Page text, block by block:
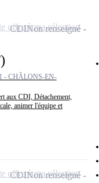
- CHÂLONS-EN-
aux CDI, Détachement,
animer l'équipe et
CDINon renseigné
offre à ma sélection
CDINon renseigné
offre à ma sélection